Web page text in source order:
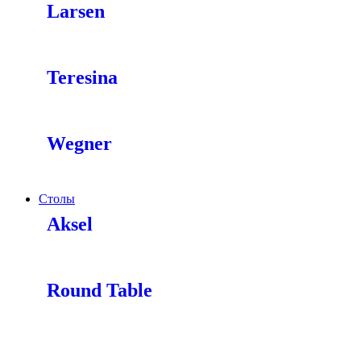
Larsen
Teresina
Wegner
Столы
Aksel
Round Table